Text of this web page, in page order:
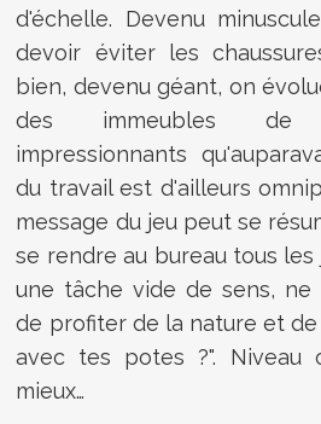
d'échelle. Devenu
devoir éviter les
bien, devenu géant, on
des immeubles de
impressionnants
du travail est d'ailleurs
message du jeu peut se
se rendre au bureau tous
une tâche vide de sens, ne
de profiter de la nature et
avec tes potes ?". Niveau
mieux…